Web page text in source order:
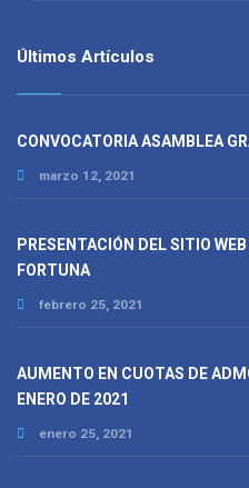
Últimos Artículos
CONVOCATORIA ASAMBLEA
marzo 12, 2021
PRESENTACIÓN DEL SITIO
FORTUNA
febrero 25, 2021
AUMENTO EN CUOTAS DE
ENERO DE 2021
enero 25, 2021